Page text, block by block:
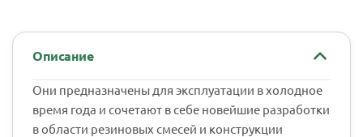
Описание
Они предназначены для эксплуатации в холодное
время года и сочетают в себе новейшие разработки
в области резиновых смесей и конструкции